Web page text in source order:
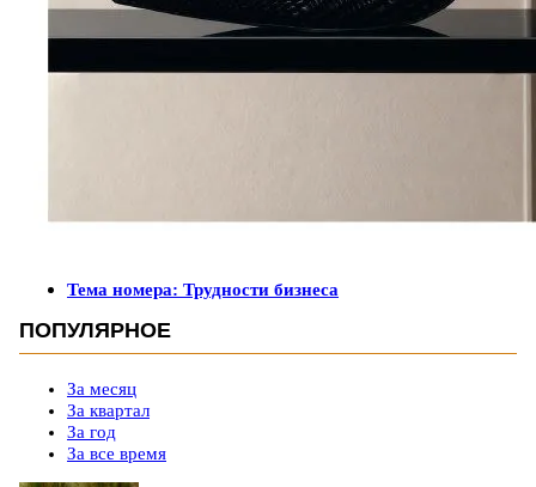
Тема номера: Трудности бизнеса
ПОПУЛЯРНОЕ
За месяц
За квартал
За год
За все время